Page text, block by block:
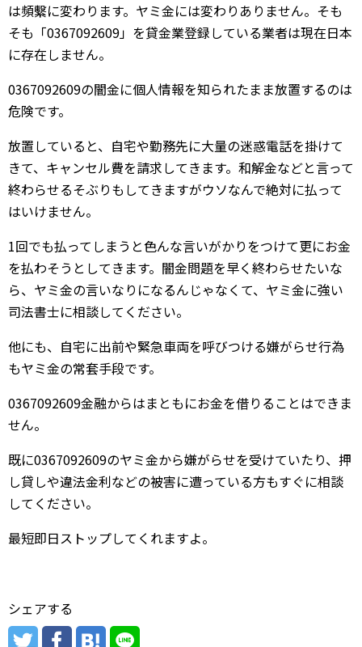
は頻繫に変わります。ヤミ金には変わりありません。そも
そも「0367092609」を貸金業登録している業者は現在日本
に存在しません。
0367092609の闇金に個人情報を知られたまま放置するのは
危険です。
放置していると、自宅や勤務先に大量の迷惑電話を掛けて
きて、キャンセル費を請求してきます。和解金などと言って
終わらせるそぶりもしてきますがウソなんで絶対に払って
はいけません。
1回でも払ってしまうと色んな言いがかりをつけて更にお金
を払わそうとしてきます。闇金問題を早く終わらせたいな
ら、ヤミ金の言いなりになるんじゃなくて、ヤミ金に強い
司法書士に相談してください。
他にも、自宅に出前や緊急車両を呼びつける嫌がらせ行為
もヤミ金の常套手段です。
0367092609金融からはまともにお金を借りることはできま
せん。
既に0367092609のヤミ金から嫌がらせを受けていたり、押
し貸しや違法金利などの被害に遭っている方もすぐに相談
してください。
最短即日ストップしてくれますよ。
シェアする